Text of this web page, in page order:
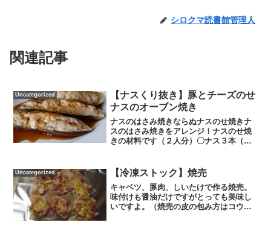
シロクマ読書館管理人
関連記事
Uncategorized
【ナスくり抜き】豚とチーズのせ
ナスのオーブン焼き
ナスのはさみ焼きならぬナスのせ焼きナ
スのはさみ焼きをアレンジ！ナスのせ焼
きの材料です（２人分）〇ナス３本（大
ライスチーズ作り方①タレを作ります。
耐熱容器にしょうゆ大...
Uncategorized 【冷凍ストック】焼売
キャベツ、豚肉、しいたけで作る焼売。
味付けも醤油だけですがとっても美味し
いですよ。（焼売の皮の包み方はコウケ